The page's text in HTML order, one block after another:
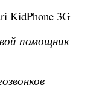
KidPhone 3G
помощник